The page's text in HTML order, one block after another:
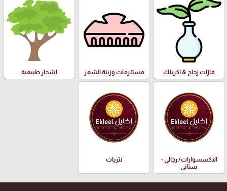
فازات زجاج & اكريلك مستلزمات وزينة الشعر اشجار طبيعية
الاكسسوارات/ رجالي -
ستاتي
نثريات